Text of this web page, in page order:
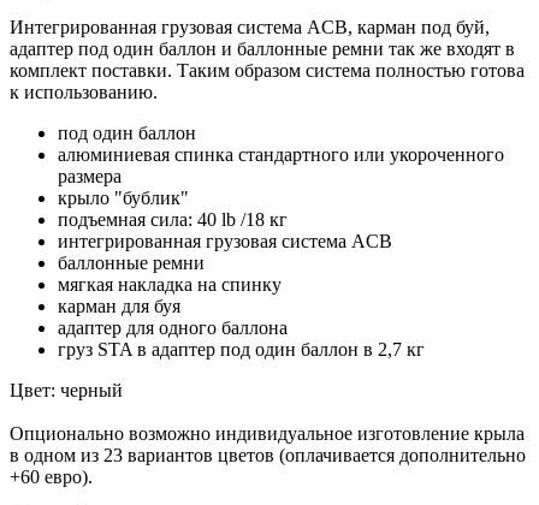
Интегрированная грузовая система ACB, карман под буй,
адаптер под один баллон и баллонные ремни так же входят в
комплект поставки. Таким образом система полностью готова
к использованию.
под один баллон
алюминиевая спинка стандартного или укороченного
размера
крыло "бублик"
подъемная сила: 40 lb /18 кг
интегрированная грузовая система ACB
баллонные ремни
мягкая накладка на спинку
карман для буя
адаптер для одного баллона
груз STA в адаптер под один баллон в 2,7 кг
Цвет: черный
Опционально возможно индивидуальное изготовление крыла
в одном из 23 вариантов цветов (оплачивается дополнительно
+60 евро).